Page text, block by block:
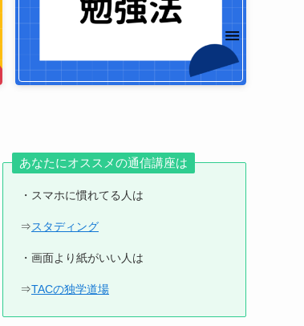
あなたにオススメの通信講座は
・スマホに慣れてる人は
⇒スタディング
・画面より紙がいい人は
⇒TACの独学道場